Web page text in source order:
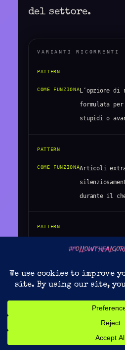
del settore.
VARIANTI RICORRENTI
L’opzione
formulata
stupidi o
Articoli
durante il
La prova
preavviso
L’utente
personali di